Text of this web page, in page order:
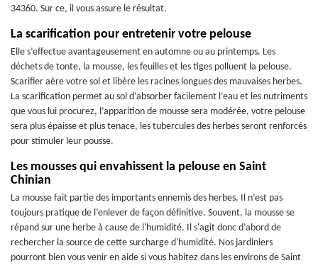
34360. Sur ce, il vous assure le résultat.
La scarification pour entretenir votre pelouse
Elle s’effectue avantageusement en automne ou au printemps. Les
déchets de tonte, la mousse, les feuilles et les tiges polluent la pelouse.
Scarifier aère votre sol et libère les racines longues des mauvaises herbes.
La scarification permet au sol d’absorber facilement l’eau et les nutriments
que vous lui procurez, l’apparition de mousse sera modérée, votre pelouse
sera plus épaisse et plus tenace, les tubercules des herbes seront renforcés
pour stimuler leur pousse.
Les mousses qui envahissent la pelouse en Saint
Chinian
La mousse fait partie des importants ennemis des herbes. Il n’est pas
toujours pratique de l’enlever de façon définitive. Souvent, la mousse se
répand sur une herbe à cause de l'humidité. Il s'agit donc d’abord de
rechercher la source de cette surcharge d'humidité. Nos jardiniers
pourront bien vous venir en aide si vous habitez dans les environs de Saint